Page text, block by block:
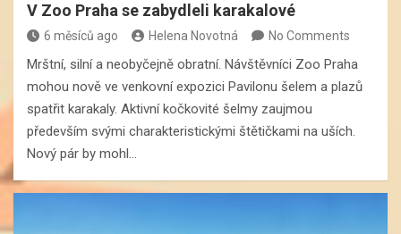
V Zoo Praha se zabydleli karakalové
6 měsíců ago Helena Novotná No Comments
Mrštní, silní a neobyčejně obratní. Návštěvníci Zoo Praha
mohou nově ve venkovní expozici Pavilonu šelem a plazů
spatřit karakaly. Aktivní kočkovité šelmy zaujmou
především svými charakteristickými štětičkami na uších.
Nový pár by mohl…